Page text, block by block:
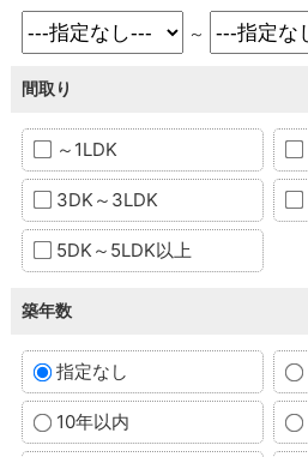
～
間取り
～1LDK
3DK～3LDK
5DK～5LDK以上
築年数
指定なし
10年以内